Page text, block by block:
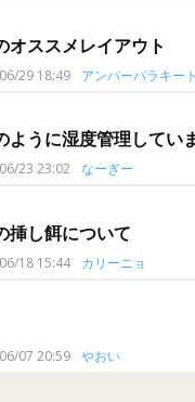
オススメレイアウト
29 18:49 アンバーパラキート
ように湿度管理してい
23 23:02 なーぎー
挿し餌について
18 15:44 カリーニョ
07 20:59 やおい